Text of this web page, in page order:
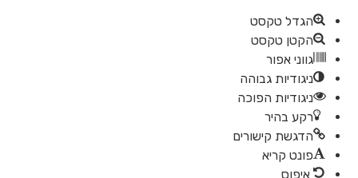
הגדל טקסט
הקטן טקסט
גווני אפור
ניגודיות גבוהה
ניגודיות הפוכה
רקע בהיר
הדגשת קישורים
פונט קריא
איפוס